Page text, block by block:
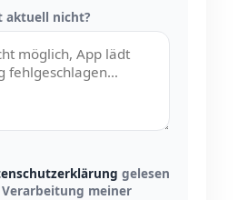
aktuell nicht?
gelesen
meiner